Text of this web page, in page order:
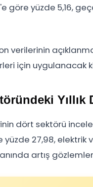
göre yüzde 5,16,
verilerinin
için uygulanacak
Yıllık
dört sektörü
27,98, elektrik
artış